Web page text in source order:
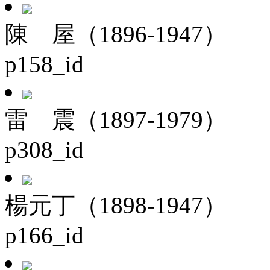
陳 屋（1896-1947）
p158_id
雷 震（1897-1979）
p308_id
楊元丁（1898-1947）
p166_id